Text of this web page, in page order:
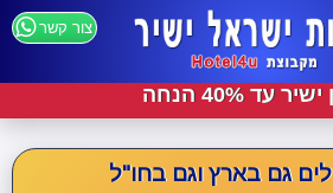
עד 40% הנחה
צור קשר
גם בארץ וגם בחו"ל